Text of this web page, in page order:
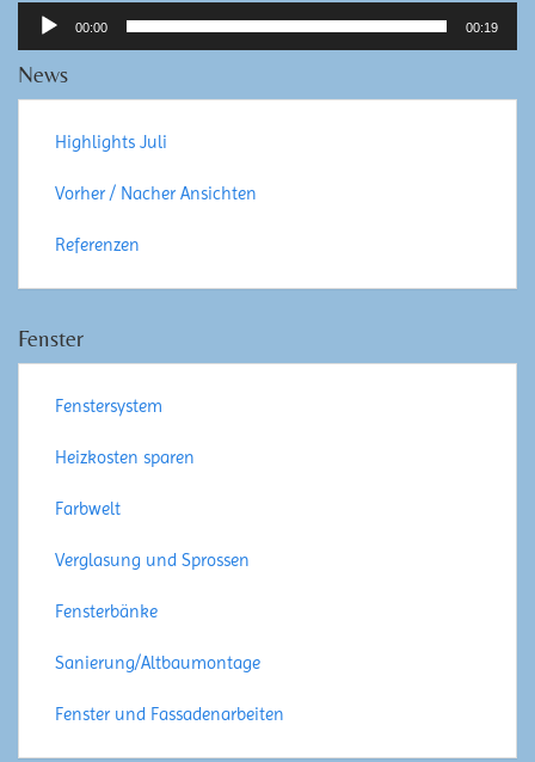
Audio-
Player
00:00 00:19
News
Highlights Juli
Vorher / Nacher Ansichten
Referenzen
Fenster
Fenstersystem
Heizkosten sparen
Farbwelt
Verglasung und Sprossen
Fensterbänke
Sanierung/Altbaumontage
Fenster und Fassadenarbeiten